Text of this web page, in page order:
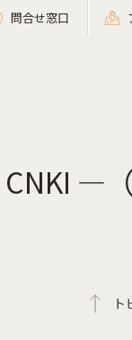
問合せ窓口
―（
ト